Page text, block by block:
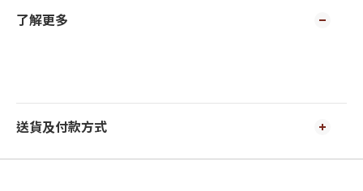
了解更多
送貨及付款方式